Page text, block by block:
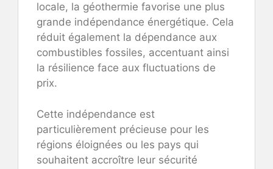
locale, la géothermie favorise une plus
grande indépendance énergétique. Cela
réduit également la dépendance aux
combustibles fossiles, accentuant ainsi
la résilience face aux fluctuations de
prix.
Cette indépendance est
particulièrement précieuse pour les
régions éloignées ou les pays qui
souhaitent accroître leur sécurité